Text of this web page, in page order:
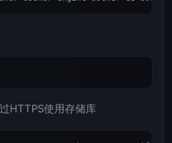
HTTPS使用存储库